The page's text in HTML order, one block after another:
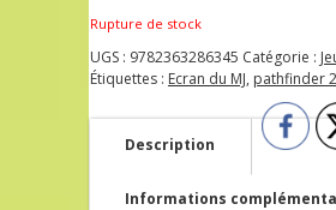
Rupture de stock
UGS : 9782363286345 Catégorie :
Étiquettes : Ecran du MJ, pathfinder 2
Description
Informations